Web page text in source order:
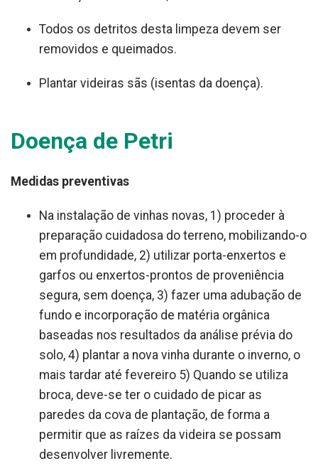
Todos os detritos desta limpeza devem ser
removidos e queimados.
Plantar videiras sãs (isentas da doença).
Doença de Petri
Medidas preventivas
Na instalação de vinhas novas, 1) proceder à
preparação cuidadosa do terreno, mobilizando-o
em profundidade, 2) utilizar porta-enxertos e
garfos ou enxertos-prontos de proveniência
segura, sem doença, 3) fazer uma adubação de
fundo e incorporação de matéria orgânica
baseadas nos resultados da análise prévia do
solo, 4) plantar a nova vinha durante o inverno, o
mais tardar até fevereiro 5) Quando se utiliza
broca, deve-se ter o cuidado de picar as
paredes da cova de plantação, de forma a
permitir que as raízes da videira se possam
desenvolver livremente.